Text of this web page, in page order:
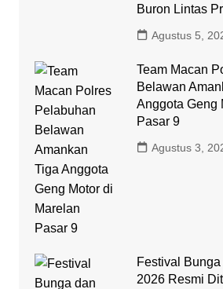
Buron Lintas
Agustus 5,
Team Macan
Belawan
Anggota Geng
Pasar 9
Agustus 3,
Festival
2026 Resmi